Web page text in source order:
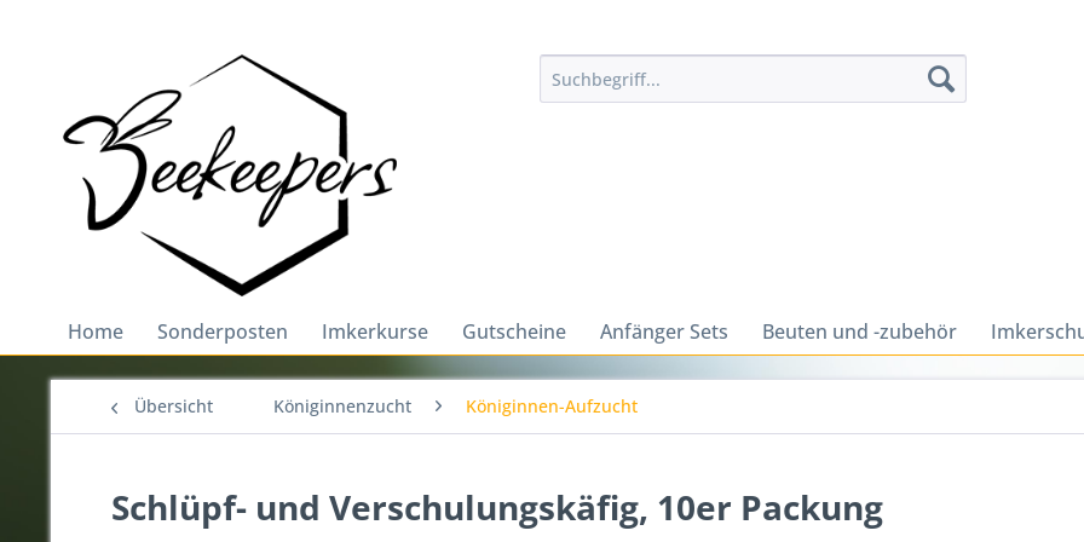
Home Sonderposten Imkerkurse Gutscheine Anfänger Sets Beuten und -zubehör
Übersicht Königinnenzucht Königinnen-Aufzucht
Schlüpf- und Verschulungskäfig, 10er Packung